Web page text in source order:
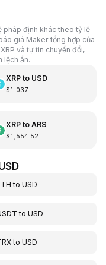
pháp định khác theo tỷ lệ
giá Maker tổng hợp của
và tự tin chuyển đổi,
lệch ẩn.
XRPto USD
$1.037
XRPto ARS
$1,554.52
toUSD
toUSD
toUSD